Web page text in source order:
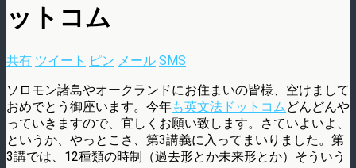
ットコム
共有 ツイート ピン メール SMS
ソロモン諸島やオークランドにお住まいの皆様、空けまして
おめでとう御座います。今年も英文法ドットコムどんどんや
っていきますので、宜しくお願い致します。さていよいよ、
というか、やっとこさ、第3講義に入ってまいりました。第
3講では、12種類の時制（過去形とか未来形とか）そういう